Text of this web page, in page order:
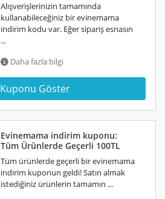
Alışverişlerinizin tamamında
kullanabileceğiniz bir evinemama
indirim kodu var. Eğer sipariş esnasın
...
Daha fazla bilgi
Kuponu Göster
Evinemama indirim kuponu:
Tüm Ürünlerde Geçerli 100TL
Tüm ürünlerde geçerli bir evinemama
indirim kuponun geldi! Satın almak
istediğiniz ürünlerin tamamın ...